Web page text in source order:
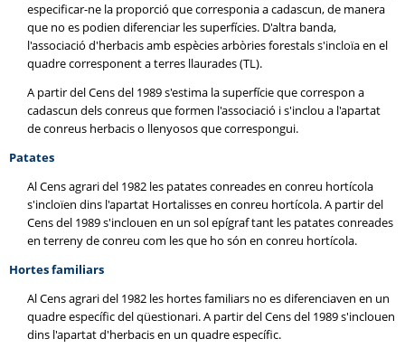
especificar-ne la proporció que corresponia a cadascun, de manera
que no es podien diferenciar les superfícies. D'altra banda,
l'associació d'herbacis amb espècies arbòries forestals s'incloïa en el
quadre corresponent a terres llaurades (TL).
A partir del Cens del 1989 s'estima la superfície que correspon a
cadascun dels conreus que formen l'associació i s'inclou a l'apartat
de conreus herbacis o llenyosos que correspongui.
Patates
Al Cens agrari del 1982 les patates conreades en conreu hortícola
s'incloïen dins l'apartat Hortalisses en conreu hortícola. A partir del
Cens del 1989 s'inclouen en un sol epígraf tant les patates conreades
en terreny de conreu com les que ho són en conreu hortícola.
Hortes familiars
Al Cens agrari del 1982 les hortes familiars no es diferenciaven en un
quadre específic del qüestionari. A partir del Cens del 1989 s'inclouen
dins l'apartat d'herbacis en un quadre específic.